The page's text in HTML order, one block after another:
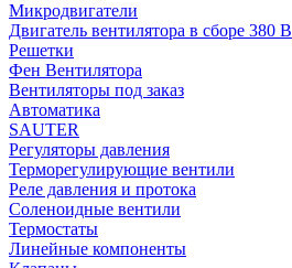
Микродвигатели
Двигатель вентилятора в сборе 380 В
Решетки
Фен Вентилятора
Вентиляторы под заказ
Автоматика
SAUTER
Регуляторы давления
Терморегулирующие вентили
Реле давления и протока
Соленоидные вентили
Термостаты
Линейные компоненты